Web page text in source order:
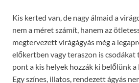
Kis kerted van, de nagy álmaid a
nem a méret számít, hanem az
megtervezett virágágyás még a
előkertben vagy teraszon is csodákat
pont a kis helyek hozzák ki belőlünk
Egy színes, illatos, rendezett ágyás